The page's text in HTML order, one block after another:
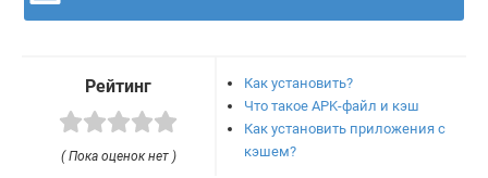
Рейтинг
( Пока оценок нет )
Как установить?
Что такое APK-файл и кэш
Как установить приложения с
кэшем?